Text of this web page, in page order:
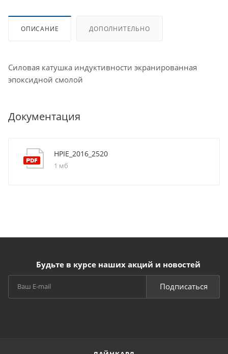
ОПИСАНИЕ ДОПОЛНИТЕЛЬНО
Силовая катушка индуктивности экранированная
эпоксидной смолой
Документация
HPIE_2016_2520
1 мб
Будьте в курсе наших акций и новостей
Подписаться